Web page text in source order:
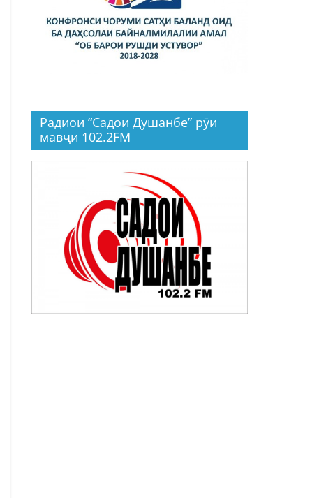
Радиои “Садои Душанбе” рӯи
мавҷи 102.2FM